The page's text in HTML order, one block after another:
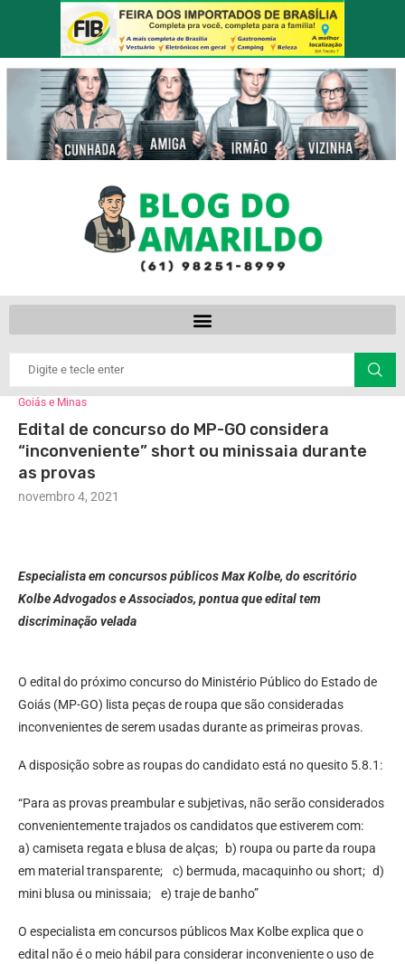
Goiás e Minas
Edital de concurso do MP-GO considera
“inconveniente” short ou minissaia durante
as provas
novembro 4, 2021
Especialista em concursos públicos Max Kolbe, do escritório
Kolbe Advogados e Associados, pontua que edital tem
discriminação velada
O edital do próximo concurso do Ministério Público do Estado de
Goiás (MP-GO) lista peças de roupa que são consideradas
inconvenientes de serem usadas durante as primeiras provas.
A disposição sobre as roupas do candidato está no quesito 5.8.1:
“Para as provas preambular e subjetivas, não serão considerados
convenientemente trajados os candidatos que estiverem com:
a) camiseta regata e blusa de alças; b) roupa ou parte da roupa
em material transparente; c) bermuda, macaquinho ou short; d)
mini blusa ou minissaia; e) traje de banho”
O especialista em concursos públicos Max Kolbe explica que o
edital não é o meio hábil para considerar inconveniente o uso de